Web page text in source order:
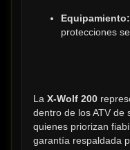
Equipamiento:
protecciones
La X-Wolf 200
dentro de los ATV de
quienes priorizan
garantía respaldada